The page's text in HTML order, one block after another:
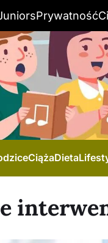
Prywatność
CiążaDieta